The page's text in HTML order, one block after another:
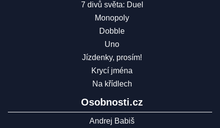
7 divů světa: Duel
Monopoly
Dobble
Uno
Jízdenky, prosím!
Krycí jména
Na křídlech
Osobnosti.cz
Andrej Babiš